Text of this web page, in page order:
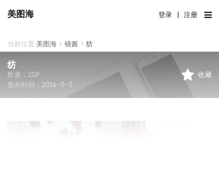
美图海 登录 | 注册
当前位置:美图海 > 镜酱 > 纺
纺
数量： 20P
发布时间： 2014-11-11
收藏